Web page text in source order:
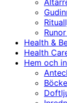
Health &
Health
Hem och